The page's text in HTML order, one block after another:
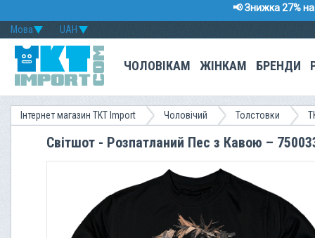
📢 Знижка 27%
UAH
Мова
ЧОЛОВІКАМ ЖІНКАМ БРЕНДИ
Інтернет магазин TKT Import Чоловічий Толстовки
Світшот - Розпатланий Пес з Кавою –